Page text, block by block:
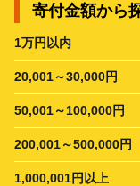
寄付金額から
1万円以内
20,001～30,000円
50,001～100,000円
200,001～500,000円
1,000,001円以上